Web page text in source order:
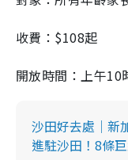
收費： $108起
開放時間：上午10
沙田好去處｜新
進駐沙田！8條